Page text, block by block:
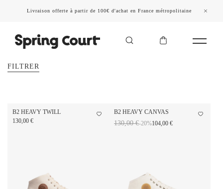
Livraison offerte à partir de 100€ d'achat en France métropolitaine
FILTRER
B2 HEAVY TWILL
130,00 €
B2 HEAVY CANVAS
130,00 €-20%104,00 €